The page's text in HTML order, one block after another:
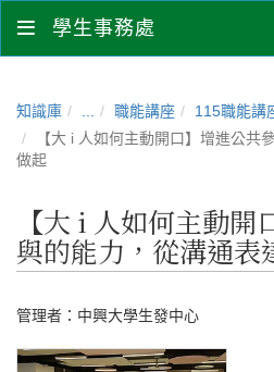
學生事務處
知識庫 職能講座
115職能講
【大 i 人如何主動開口】增進公共
做起
【大 i 人如何主動
與的能力，從溝通表
管理者： 中興大學生發中心